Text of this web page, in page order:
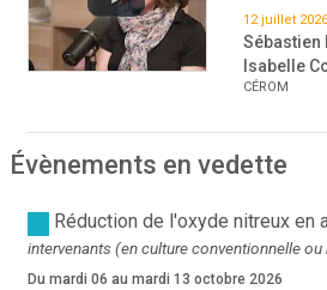
12 juillet 2026
Sébastien
Isabelle
CÉROM
Évènements en vedette
Réduction de l'oxyde nitreux en
intervenants (en culture conventionnelle
Du mardi 06 au mardi 13 octobre 2026